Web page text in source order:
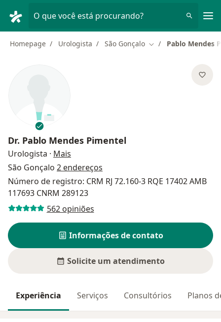
O que você está procurando?
Homepage Urologista São Gonçalo Mudar de cidade
Pablo Mendes
Dr. Pablo Mendes Pimentel
Urologista · Mais
São Gonçalo 2 endereços
Número de registro: CRM RJ 72.160-3 RQE 17402 AMB
117693 CNRM 289123
562 opiniões
Informações de contato
Solicite um atendimento
Experiência Serviços Consultórios Planos